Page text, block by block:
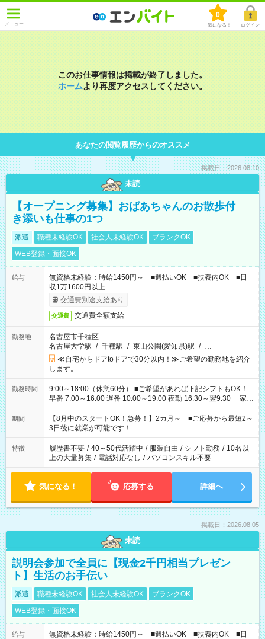
メニュー
0
気になる！ ログイン
このお仕事情報は掲載が終了しました。
ホームより再度アクセスしてください。
あなたの閲覧履歴からのオススメ
掲載日：2026.08.10
未読
【オープニング募集】おばあちゃんのお散歩付
き添いも仕事の1つ
派遣 職種未経験OK 社会人未経験OK
ブランクOK
WEB登録・面接OK
給与
無資格未経験：時給1450円～ ■週払いOK ■扶養内OK ■日
収1万1600円以上
交通費別途支給あり
交通費 交通費全額支給
勤務地
名古屋市千種区
名古屋大学駅 / 千種駅 / 東山公園(愛知県)駅 / …
≪自宅からドアtoドアで30分以内！≫ご希望の勤務地を紹介
します。
勤務時間
9:00～18:00（休憩60分） ■ご希望があれば下記シフトもOK！
早番 7:00～16:00 遅番 10:00～19:00 夜勤 16:30～翌9:30 「家族
と休みを合わせたい」 「余裕を持って夕飯の準備がしたい」
「できれば残業はしたくない」 など、ご希望を教えてください
ね。 ※Wワーク希望の方へ 今ご覧のお仕事で希望する勤務時間
と、もう1つのお仕事の勤務時間。 合計で週40時間を超える場
合は応募できません。
期間
【8月中のスタートOK！急募！】2カ月～ ■ご応募から最短2～
3日後に就業が可能です！
特徴 履歴書不要 / 40～50代活躍中 / 服装自由 / シフト勤務 / 10名以
上の大量募集 / 電話対応なし / パソコンスキル不要
気になる！ 応募する 詳細へ
掲載日：2026.08.05
未読
説明会参加で全員に【現金2千円相当プレゼン
ト】生活のお手伝い
派遣 職種未経験OK 社会人未経験OK
ブランクOK
WEB登録・面接OK
給与
無資格未経験：時給1450円～ ■週払いOK ■扶養内OK ■日